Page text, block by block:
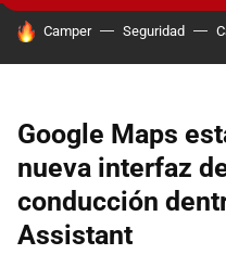
HOY SE HABLA DE
Camper Seguridad
Google Maps
nueva interfaz
conducción
Assistant